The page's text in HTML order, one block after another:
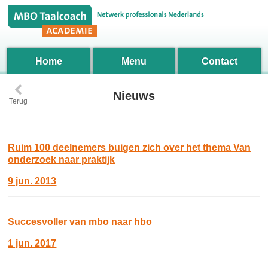
Home Menu Contact
‹
Terug Nieuws
Ruim 100 deelnemers buigen zich over het thema Van
onderzoek naar praktijk
9 jun. 2013
Succesvoller van mbo naar hbo
1 jun. 2017